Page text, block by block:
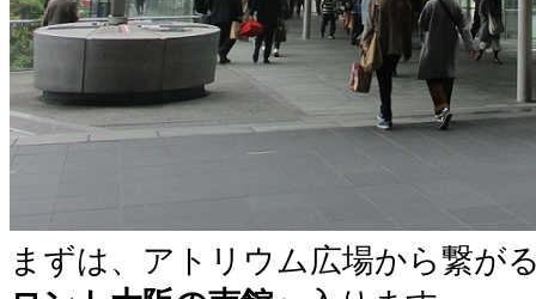
まずは、アトリウム広場から繋が